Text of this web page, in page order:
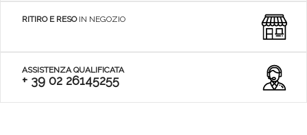
RITIRO E RESOIN NEGOZIO
ASSISTENZA QUALIFICATA
+ 39 02 26145255